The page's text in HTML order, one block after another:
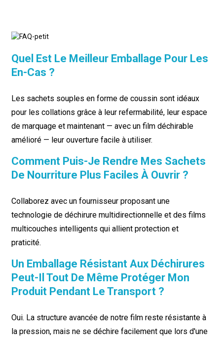
Quel Est Le Meilleur Emballage Pour Les
En-Cas ?
Les sachets souples en forme de coussin sont idéaux
pour les collations grâce à leur refermabilité, leur espace
de marquage et maintenant — avec un film déchirable
amélioré — leur ouverture facile à utiliser.
Comment Puis-Je Rendre Mes Sachets
De Nourriture Plus Faciles À Ouvrir ?
Collaborez avec un fournisseur proposant une
technologie de déchirure multidirectionnelle et des films
multicouches intelligents qui allient protection et
praticité.
Un Emballage Résistant Aux Déchirures
Peut-Il Tout De Même Protéger Mon
Produit Pendant Le Transport ?
Oui. La structure avancée de notre film reste résistante à
la pression, mais ne se déchire facilement que lors d'une